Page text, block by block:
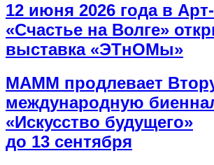
12 июня 2026 года в
«Счастье на Волге»
выставка «ЭТнОМы»
МАММ продлевает
международную
«Искусство будущего»
до 13 сентября